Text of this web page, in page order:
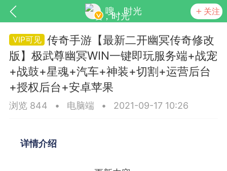
嗖，时光 关注
传奇手游【最新二开幽冥传奇修改
版】极武尊幽冥WIN一键即玩服务端+战宠
+战鼓+星魂+汽车+神装+切割+运营后台
+授权后台+安卓苹果
浏览 844 • 电脑端 • 2021-09-17 10:26
详情介绍